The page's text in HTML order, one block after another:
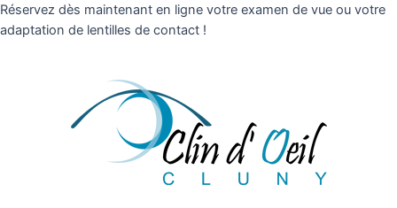
Réservez dès maintenant en ligne votre examen de vue ou votre
adaptation de lentilles de contact !